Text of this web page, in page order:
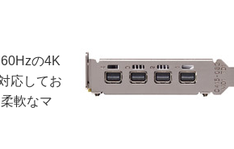
の4K
応してお
軟なマ